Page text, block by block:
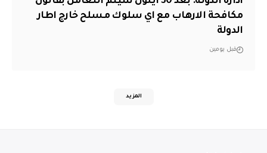
مكافحة الارهاب مع اي سلوك مسلح خارج اطار
الدولة
قبل يومين
المزيد